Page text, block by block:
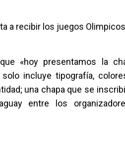
a recibir los juegos
«hoy presentamos la
incluye tipografía,
una chapa que se
entre los